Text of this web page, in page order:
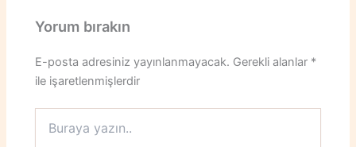
Yorum bırakın
E-posta adresiniz yayınlanmayacak. Gerekli alanlar *
ile işaretlenmişlerdir
yazın..